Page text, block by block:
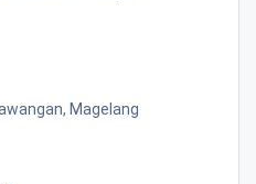
Magelang